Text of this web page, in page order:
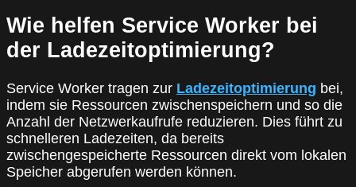
Wie helfen Service Worker bei
der Ladezeitoptimierung?
Service Worker tragen zur Ladezeitoptimierung bei,
indem sie Ressourcen zwischenspeichern und so die
Anzahl der Netzwerkaufrufe reduzieren. Dies führt zu
schnelleren Ladezeiten, da bereits
zwischengespeicherte Ressourcen direkt vom lokalen
Speicher abgerufen werden können.